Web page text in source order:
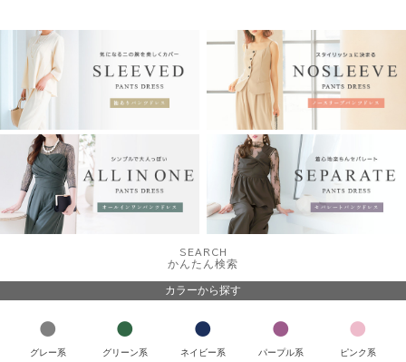
SEARCH
かんたん検索
カラーから探す
グレー系 グリーン系 ネイビー系 パープル系 ピンク系